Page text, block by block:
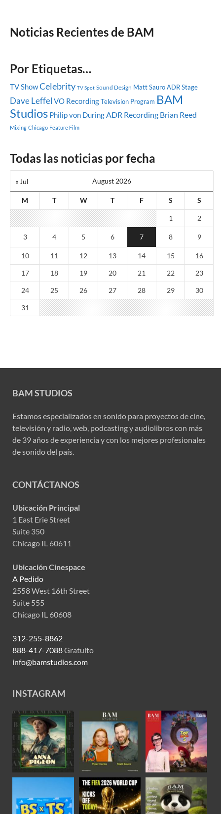
Noticias Recientes de BAM
Por Etiquetas…
TV ShowCelebrity TV Spot Sound Design Matt SauroADR Stage
Dave Leffel VO RecordingTelevision Program BAM
Studios Philip von DuringADR Recording Brian Reed
Mixing Chicago Feature Film
Todas las noticias por fecha
August 2026
M T W T F S S
« Jul
1 2
3 4 5 6 7 8 9
10 11 12 13 14 15 16
17 18 19 20 21 22 23
24 25 26 27 28 29 30
31
BAM STUDIOS
Estamos especializados en sonido para proyectos de cine,
televisión y radio, web, podcasting y audiolibros con más
de 39 años de experiencia y con los mejores profesionales
de sonido del país.
CONTÁCTANOS
Ubicación Principal
1 East Erie Street
Suite 350
Chicago IL 60611
Ubicación Cinespace
A Pedido
2558 West 16th Street
Suite 555
Chicago IL 60608
312-255-8862
888-417-7088Gratuito
info@bamstudios.com
INSTAGRAM